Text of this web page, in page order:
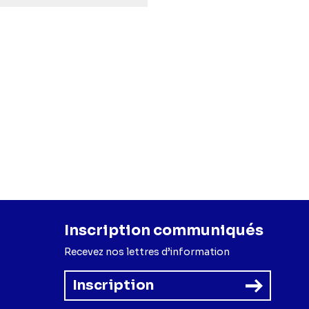
Inscription communiqués
Recevez nos lettres d’information
Inscription